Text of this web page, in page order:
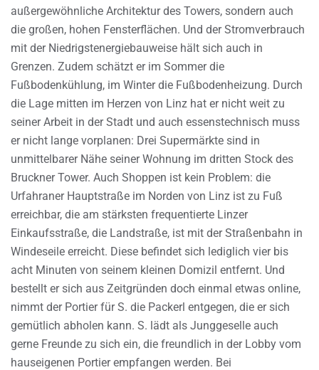
außergewöhnliche Architektur des Towers, sondern auch
die großen, hohen Fensterflächen. Und der Stromverbrauch
mit der Niedrigstenergiebauweise hält sich auch in
Grenzen. Zudem schätzt er im Sommer die
Fußbodenkühlung, im Winter die Fußbodenheizung. Durch
die Lage mitten im Herzen von Linz hat er nicht weit zu
seiner Arbeit in der Stadt und auch essenstechnisch muss
er nicht lange vorplanen: Drei Supermärkte sind in
unmittelbarer Nähe seiner Wohnung im dritten Stock des
Bruckner Tower. Auch Shoppen ist kein Problem: die
Urfahraner Hauptstraße im Norden von Linz ist zu Fuß
erreichbar, die am stärksten frequentierte Linzer
Einkaufsstraße, die Landstraße, ist mit der Straßenbahn in
Windeseile erreicht. Diese befindet sich lediglich vier bis
acht Minuten von seinem kleinen Domizil entfernt. Und
bestellt er sich aus Zeitgründen doch einmal etwas online,
nimmt der Portier für S. die Packerl entgegen, die er sich
gemütlich abholen kann. S. lädt als Junggeselle auch
gerne Freunde zu sich ein, die freundlich in der Lobby vom
hauseigenen Portier empfangen werden. Bei